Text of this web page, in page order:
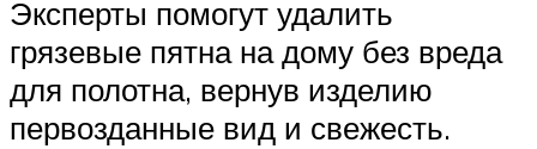
Эксперты помогут удалить
грязевые пятна на дому без вреда
для полотна, вернув изделию
первозданные вид и свежесть.